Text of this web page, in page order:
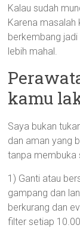
Kalau sudah
Karena
berkembang
lebih mahal.
kamu
Saya bukan
dan aman yang
tanpa membuka
1) Ganti atau
gampang dan
berkurang dan
filter setiap